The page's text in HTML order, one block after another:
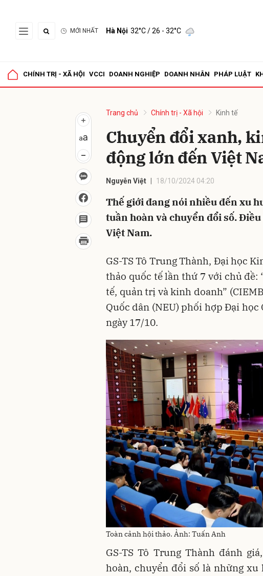
MỚI NHẤT Hà Nội 32°C/ 26 - 32°C
CHÍNH TRỊ - XÃ HỘI VCCI DOANH NGHIỆP DOANH NHÂN PHÁP LUẬT
Trang chủ Chính trị - Xã hội Kinh tế
Chuyển đổi xanh,
động lớn đến Việt
Nguyễn Việt 18/10/2024 04:20
Thế giới đang nói nhiều đến xu
tuần hoàn và chuyển đổi số.
Việt Nam.
GS-TS Tô Trung Thành, Đại học
thảo quốc tế lần thứ 7 với chủ đề:
tế, quản trị và kinh doanh”
Quốc dân (NEU) phối hợp Đại
ngày 17/10.
Toàn cảnh hội thảo. Ảnh: Tuấn Anh
GS-TS Tô Trung Thành đánh
hoàn, chuyển đổi số là những